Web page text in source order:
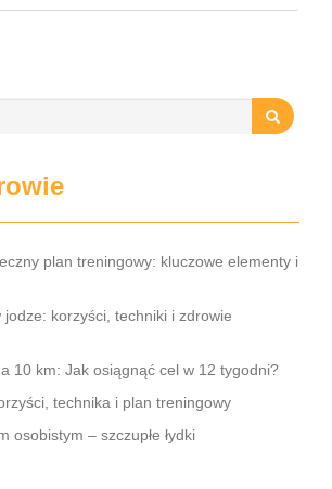
może poprawić elastyczność
plan treningowy: kluczowe elementy i
jodze: korzyści, techniki i zdrowie
10 km: Jak osiągnąć cel w 12 tygodni?
technika i plan treningowy
osobistym – szczupłe łydki